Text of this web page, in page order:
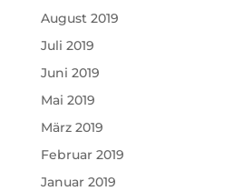
August 2019
Juli 2019
Juni 2019
Mai 2019
März 2019
Februar 2019
Januar 2019